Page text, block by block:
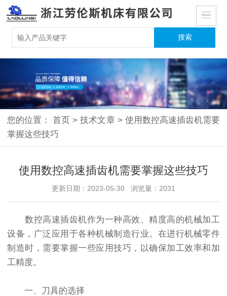
您的位置：首页 > 技术文章 > 使用数控高速插齿机需要
掌握这些技巧
使用数控高速插齿机需要掌握这些技巧
更新日期：2023-05-30 浏览量：2031
数控高速插齿机作为一种高效、精度高的机械加工
设备，广泛应用于各种机械制造行业。在进行机械零件
制造时，需要掌握一些应用技巧，以确保加工效率和加
工精度。
一、刀具的选择